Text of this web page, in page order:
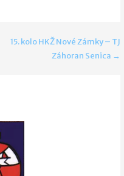
15. kolo HKŽ Nové Zámky – TJ
Záhoran Senica →